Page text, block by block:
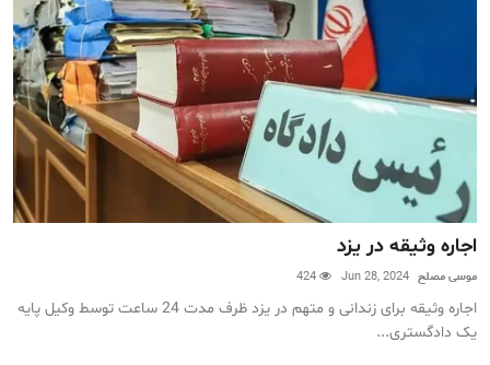
اجاره وثیقه در یزد
موسی مصلح Jun 28, 2024
اجاره وثیقه برای زندانی و متهم در یزد ظرف مدت 24 ساعت توسط وکیل پایه
یک دادگستری...